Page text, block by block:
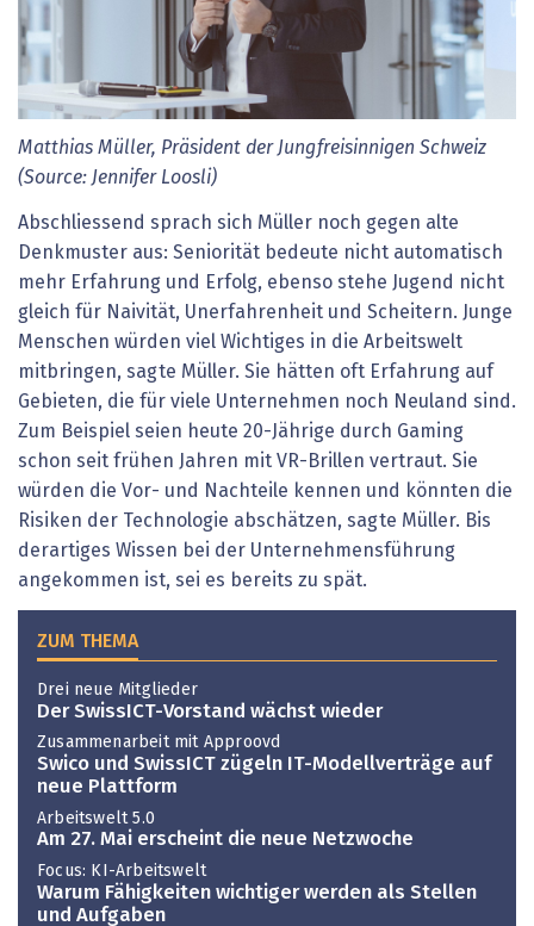
Matthias Müller, Präsident der Jungfreisinnigen Schweiz
(Source: Jennifer Loosli)
Abschliessend sprach sich Müller noch gegen alte
Denkmuster aus: Seniorität bedeute nicht automatisch
mehr Erfahrung und Erfolg, ebenso stehe Jugend nicht
gleich für Naivität, Unerfahrenheit und Scheitern. Junge
Menschen würden viel Wichtiges in die Arbeitswelt
mitbringen, sagte Müller. Sie hätten oft Erfahrung auf
Gebieten, die für viele Unternehmen noch Neuland sind.
Zum Beispiel seien heute 20-Jährige durch Gaming
schon seit frühen Jahren mit VR-Brillen vertraut. Sie
würden die Vor- und Nachteile kennen und könnten die
Risiken der Technologie abschätzen, sagte Müller. Bis
derartiges Wissen bei der Unternehmensführung
angekommen ist, sei es bereits zu spät.
ZUM THEMA
Drei neue Mitglieder
Der SwissICT-Vorstand wächst wieder
Zusammenarbeit mit Approovd
Swico und SwissICT zügeln IT-Modellverträge auf
neue Plattform
Arbeitswelt 5.0
Am 27. Mai erscheint die neue Netzwoche
Focus: KI-Arbeitswelt
Warum Fähigkeiten wichtiger werden als Stellen
und Aufgaben